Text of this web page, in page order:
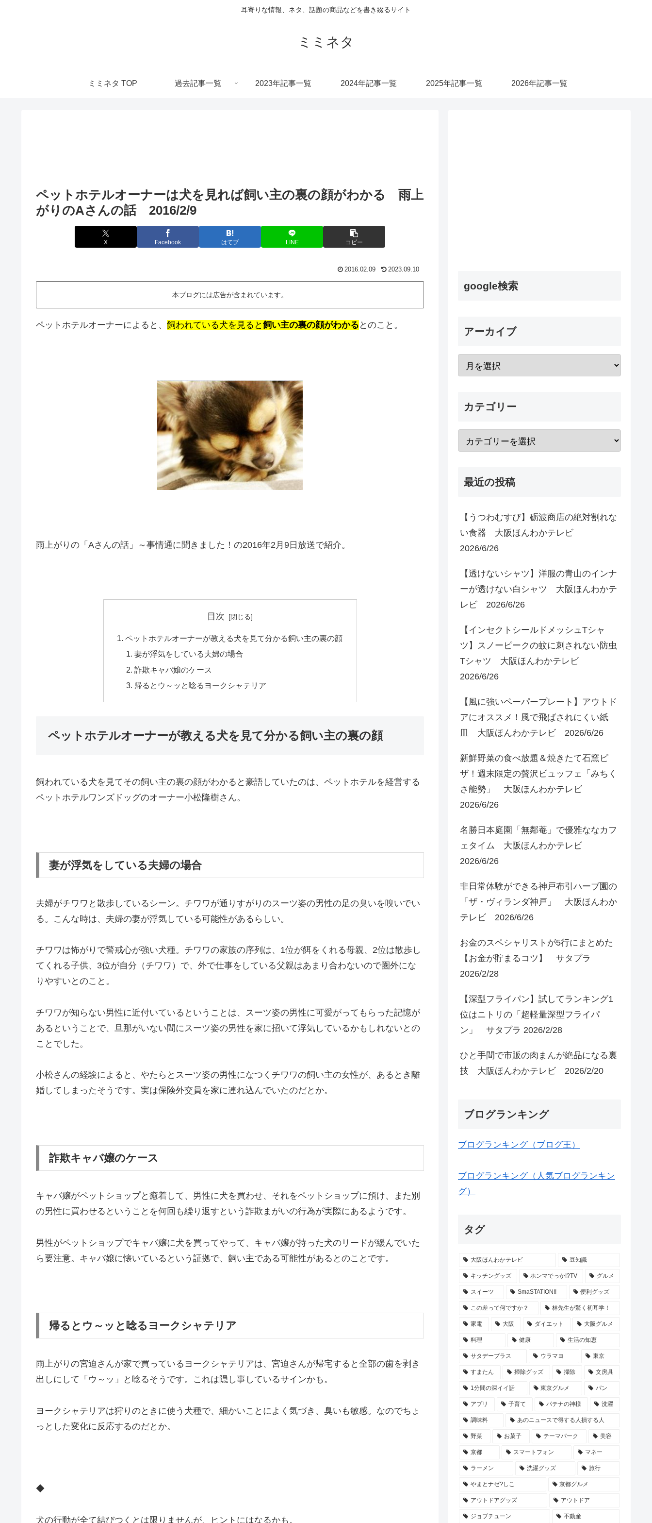
耳寄りな情報、ネタ、話題の商品などを書き綴るサイト
ミミネタ
ミミネタ TOP 過去記事一覧 2023年記事一覧 2024年記事一覧 2025年記事一覧 2026年記事一覧
ペットホテルオーナーは犬を見れば飼い主の裏の顔がわかる 雨上
がりのAさんの話 2016/2/9
X Facebook はてブ LINE コピー
2016.02.09 2023.09.10
本ブログには広告が含まれています。
ペットホテルオーナーによると、 飼われている犬を見ると 飼い主の裏の顔がわかる とのこと。
雨上がりの「Aさんの話」～事情通に聞きました！の2016年2月9日放送で紹介。
目次
ペットホテルオーナーが教える犬を見て分かる飼い主の裏の顔
妻が浮気をしている夫婦の場合
詐欺キャバ嬢のケース
帰るとウ～ッと唸るヨークシャテリア
ペットホテルオーナーが教える犬を見て分かる飼い主の裏の顔
飼われている犬を見てその飼い主の裏の顔がわかると豪語していたのは、ペットホテルを経営する
ペットホテルワンズドッグのオーナー小松隆樹さん。
妻が浮気をしている夫婦の場合
夫婦がチワワと散歩しているシーン。チワワが通りすがりのスーツ姿の男性の足の臭いを嗅いでい
る。こんな時は、夫婦の妻が浮気している可能性があるらしい。
チワワは怖がりで警戒心が強い犬種。チワワの家族の序列は、1位が餌をくれる母親、2位は散歩し
てくれる子供、3位が自分（チワワ）で、外で仕事をしている父親はあまり合わないので圏外にな
りやすいとのこと。
チワワが知らない男性に近付いているということは、スーツ姿の男性に可愛がってもらった記憶が
あるということで、旦那がいない間にスーツ姿の男性を家に招いて浮気しているかもしれないとの
ことでした。
小松さんの経験によると、やたらとスーツ姿の男性になつくチワワの飼い主の女性が、あるとき離
婚してしまったそうです。実は保険外交員を家に連れ込んでいたのだとか。
詐欺キャバ嬢のケース
キャバ嬢がペットショップと癒着して、男性に犬を買わせ、それをペットショップに預け、また別
の男性に買わせるということを何回も繰り返すという詐欺まがいの行為が実際にあるようです。
男性がペットショップでキャバ嬢に犬を買ってやって、キャバ嬢が持った犬のリードが緩んでいた
ら要注意。キャバ嬢に懐いているという証拠で、飼い主である可能性があるとのことです。
帰るとウ～ッと唸るヨークシャテリア
雨上がりの宮迫さんが家で買っているヨークシャテリアは、宮迫さんが帰宅すると全部の歯を剥き
出しにして「ウ～ッ」と唸るそうです。これは隠し事しているサインかも。
ヨークシャテリアは狩りのときに使う犬種で、細かいことによく気づき、臭いも敏感。なのでちょ
っとした変化に反応するのだとか。
◆
犬の行動が全て結びつくとは限りませんが、ヒントにはなるかも。
google検索
アーカイブ
カテゴリー
最近の投稿
【うつわむすび】砺波商店の絶対割れな
い食器 大阪ほんわかテレビ
2026/6/26
【透けないシャツ】洋服の青山のインナ
ーが透けない白シャツ 大阪ほんわかテ
レビ 2026/6/26
【インセクトシールドメッシュTシャ
ツ】スノーピークの蚊に刺されない防虫
Tシャツ 大阪ほんわかテレビ
2026/6/26
【風に強いペーパープレート】アウトド
アにオススメ！風で飛ばされにくい紙
皿 大阪ほんわかテレビ 2026/6/26
新鮮野菜の食べ放題＆焼きたて石窯ピ
ザ！週末限定の贅沢ビュッフェ「みちく
さ能勢」 大阪ほんわかテレビ
2026/6/26
名勝日本庭園「無鄰菴」で優雅ななカフ
ェタイム 大阪ほんわかテレビ
2026/6/26
非日常体験ができる神戸布引ハーブ園の
「ザ・ヴィランダ神戸」 大阪ほんわか
テレビ 2026/6/26
お金のスペシャリストが5行にまとめた
【お金が貯まるコツ】 サタプラ
2026/2/28
【深型フライパン】試してランキング1
位はニトリの「超軽量深型フライパ
ン」 サタプラ 2026/2/28
ひと手間で市販の肉まんが絶品になる裏
技 大阪ほんわかテレビ 2026/2/20
ブログランキング
ブログランキング（ブログ王）
ブログランキング（人気ブログランキン
グ）
タグ
大阪ほんわかテレビ 豆知識
キッチングッズ ホンマでっか!?TV グルメ
スイーツ SmaSTATION!! 便利グッズ
この差って何ですか？ 林先生が驚く初耳学！
家電 大阪 ダイエット 大阪グルメ
料理 健康 生活の知恵
サタデープラス ウラマヨ 東京
すまたん 掃除グッズ 掃除 文房具
1分間の深イイ話 東京グルメ パン
アプリ 子育て パテナの神様 洗濯
調味料 あのニュースで得する人損する人
野菜 お菓子 テーマパーク 美容
京都 スマートフォン マネー
ラーメン 洗濯グッズ 旅行
やまとナゼ?しこ 京都グルメ
アウトドアグッズ アウトドア
ジョブチューン 不動産